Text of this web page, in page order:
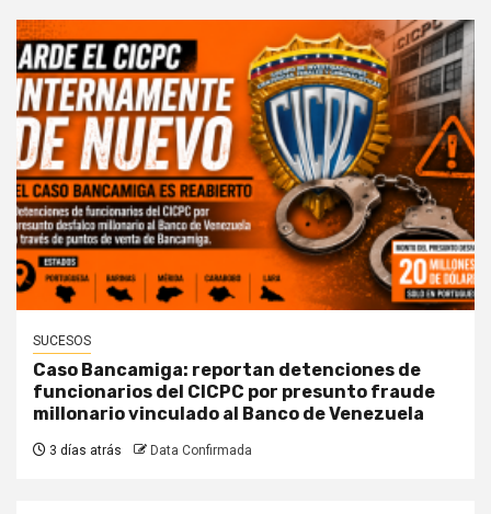
SUCESOS
Caso Bancamiga: reportan detenciones de
funcionarios del CICPC por presunto fraude
millonario vinculado al Banco de Venezuela
3 días atrás Data Confirmada